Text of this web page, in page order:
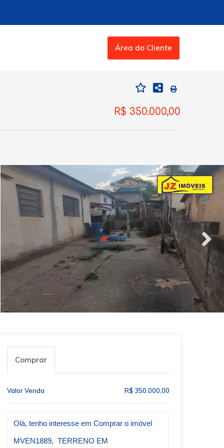
Área do Cliente
R$ 350.000,00
Comprar
Valor Venda R$ 350.000,00